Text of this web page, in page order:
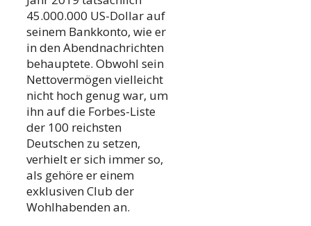
45.000.000 US-Dollar auf
seinem Bankkonto, wie er
in den Abendnachrichten
behauptete. Obwohl sein
Nettovermögen vielleicht
nicht hoch genug war, um
ihn auf die Forbes-Liste
der 100 reichsten
Deutschen zu setzen,
verhielt er sich immer so,
als gehöre er einem
exklusiven Club der
Wohlhabenden an.